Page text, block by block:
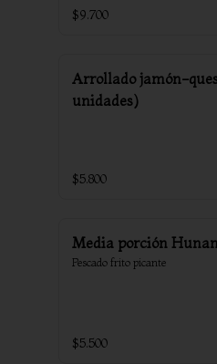
$9.700
Arrollado jamón-
unidades)
$5.800
Media porción Hunan
Pescado frito picante
$5.500